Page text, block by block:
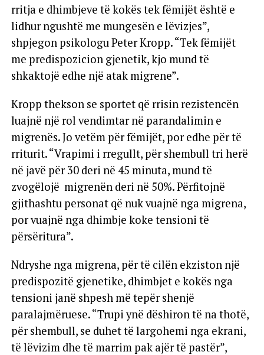
rritja e dhimbjeve të kokës tek fëmijët është e
lidhur ngushtë me mungesën e lëvizjes”,
shpjegon psikologu Peter Kropp. “Tek fëmijët
me predispozicion gjenetik, kjo mund të
shkaktojë edhe një atak migrene”.
Kropp thekson se sportet që rrisin rezistencën
luajnë një rol vendimtar në parandalimin e
migrenës. Jo vetëm për fëmijët, por edhe për të
rriturit. “Vrapimi i rregullt, për shembull tri herë
në javë për 30 deri në 45 minuta, mund të
zvogëlojë migrenën deri në 50%. Përfitojnë
gjithashtu personat që nuk vuajnë nga migrena,
por vuajnë nga dhimbje koke tensioni të
përsëritura”.
Ndryshe nga migrena, për të cilën ekziston një
predispozitë gjenetike, dhimbjet e kokës nga
tensioni janë shpesh më tepër shenjë
paralajmëruese. “Trupi ynë dëshiron të na thotë,
për shembull, se duhet të largohemi nga ekrani,
të lëvizim dhe të marrim pak ajër të pastër”,